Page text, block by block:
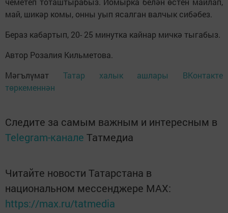
май, шикәр комы, онны уып ясалган валчык сибәбез.
Бераз кабартып, 20- 25 минутка кайнар мичкә тыгабыз.
Автор Розалия Кильметова.
Мәгълүмат Татар халык ашлары ВКонтакте
төркеменнән
Следите за самым важным и интересным в
Telegram-канале Татмедиа
Читайте новости Татарстана в
национальном мессенджере MАХ:
https://max.ru/tatmedia